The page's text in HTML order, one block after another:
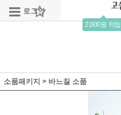
로그인 회원가입
2,000원 적립
소품패키지 > 바느질 소품